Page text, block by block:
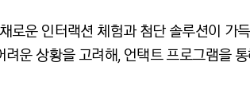
로운 인터랙션 체험과 첨단 솔루션이 가
려운 상황을 고려해, 언택트 프로그램을